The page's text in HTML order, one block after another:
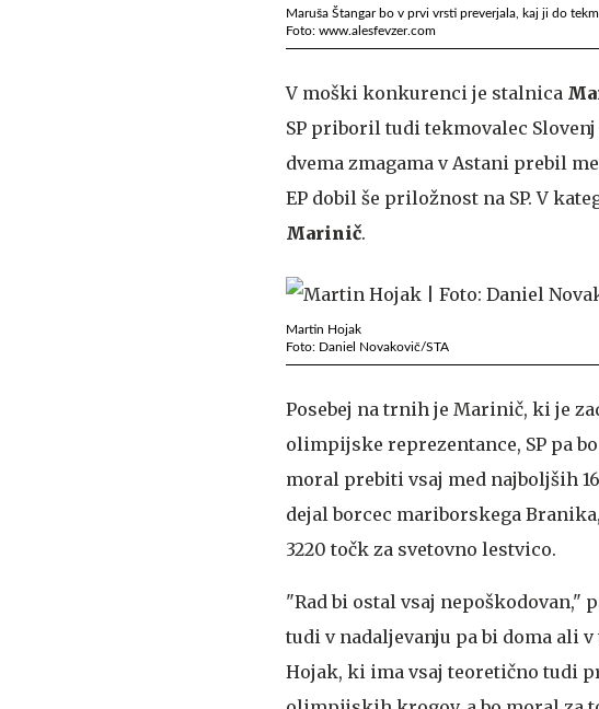
Maruša Štangar bo v prvi vrsti preverjala, kaj ji do
Foto: www.alesfevzer.com
V moški konkurenci je stalnica
SP priboril tudi tekmovalec Slovenj
dvema zmagama v Astani prebil
EP dobil še priložnost na SP. V
Marinič.
Martin Hojak
Foto: Daniel Novakovič/STA
Posebej na trnih je Marinič, ki je
olimpijske reprezentance, SP pa
moral prebiti vsaj med najboljših
dejal borcec mariborskega
3220 točk za svetovno lestvico.
"Rad bi ostal vsaj nepoškodovan,"
tudi v nadaljevanju pa bi doma ali
Hojak, ki ima vsaj teoretično tudi